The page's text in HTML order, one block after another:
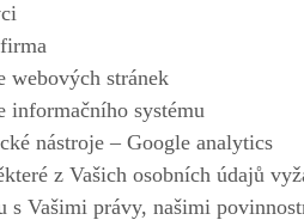
webových stránek
informačního systému
nástroje – Google analytics
z Vašich osobních údajů
s Vašimi právy, našimi